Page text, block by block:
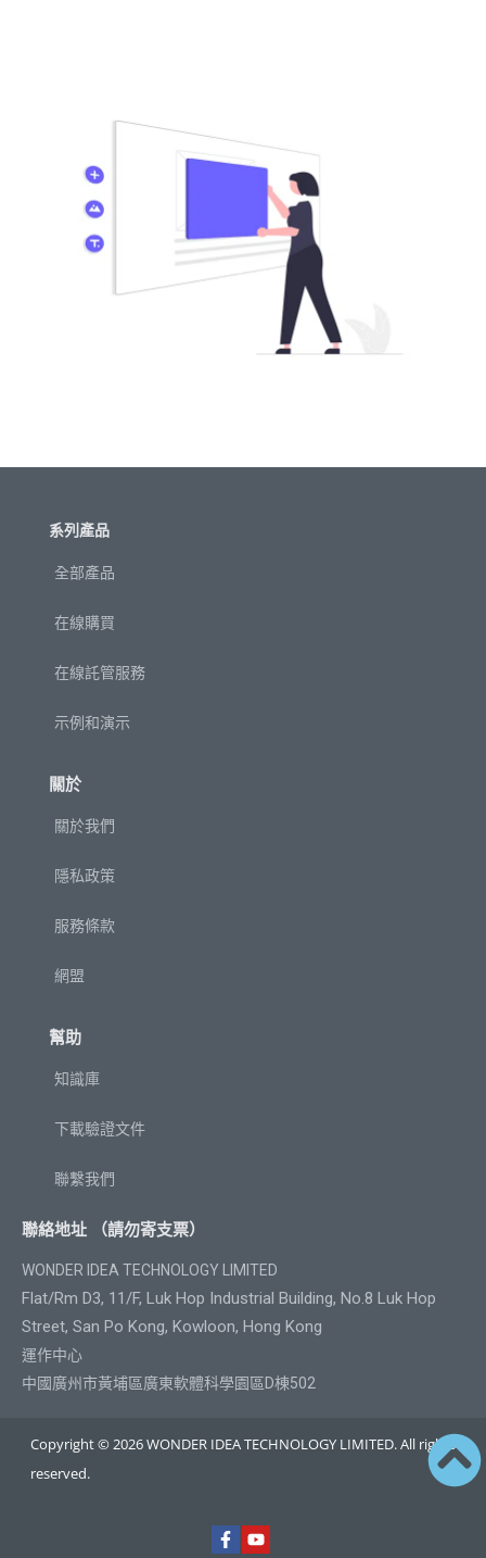
系列產品
全部產品
在線購買
在線託管服務
示例和演示
關於
關於我們
隱私政策
服務條款
網盟
幫助
知識庫
下載驗證文件
聯繫我們
聯絡地址 （請勿寄支票）
WONDER IDEA TECHNOLOGY LIMITED
Flat/Rm D3, 11/F, Luk Hop Industrial Building, No.8 Luk Hop
Street, San Po Kong, Kowloon, Hong Kong
運作中心
中國廣州市黃埔區廣東軟體科學園區D棟502
Copyright © 2026 WONDER IDEA TECHNOLOGY LIMITED. All rights
reserved.